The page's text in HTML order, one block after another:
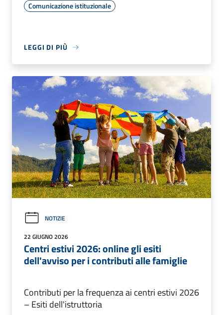
Comunicazione istituzionale
LEGGI DI PIÙ
NOTIZIE
22 GIUGNO 2026
Centri estivi 2026: online gli esiti
dell'avviso per i contributi alle famiglie
Contributi per la frequenza ai centri estivi 2026
– Esiti dell'istruttoria